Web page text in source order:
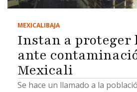
MEXICALIBAJA
Instan a proteger
ante
Mexicali
Se hace un llamado a la